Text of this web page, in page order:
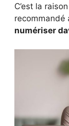
C’est la
recommandé
numériser